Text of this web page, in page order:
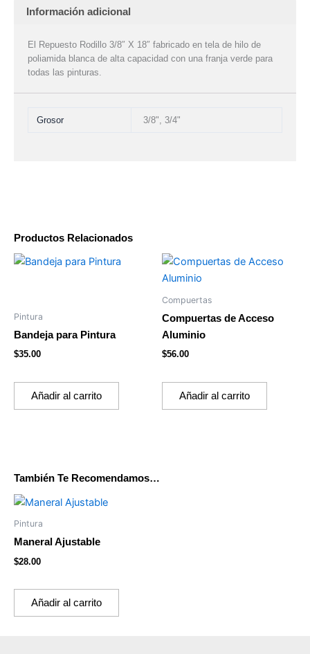
Productos Relacionados
Pintura
Bandeja para Pintura
$35.00
Añadir al carrito
Compuertas
Compuertas de Acceso
Aluminio
$56.00
Añadir al carrito
También Te Recomendamos…
Pintura
Maneral Ajustable
$28.00
Añadir al carrito
Información adicional
El Repuesto Rodillo 3/8″ X 18″ fabricado en tela de hilo de
poliamida blanca de alta capacidad con una franja verde para
todas las pinturas.
Grosor 3/8", 3/4"